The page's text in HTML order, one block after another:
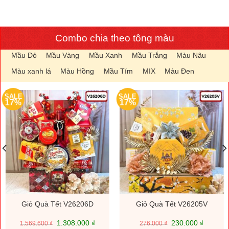
Combo chia theo tông màu
Mầu Đỏ Mầu Vàng Mầu Xanh Mầu Trắng
Màu Nâu
Màu xanh lá
Màu Hồng Mầu Tím MIX Màu Đen
SALE
17%
Giỏ Quà Tết V26206D
1.569.600₫
Giá
1.308.000 ₫Giá
SALE
17%
Giỏ Quà Tết V26205V
276.000₫
Giá
230.000 ₫Giá